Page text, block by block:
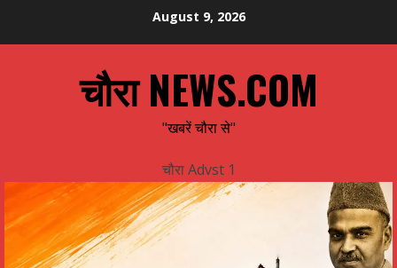
August 9, 2026
चौरा NEWS.COM
"खबरें चौरा से"
चौरा Advst 1